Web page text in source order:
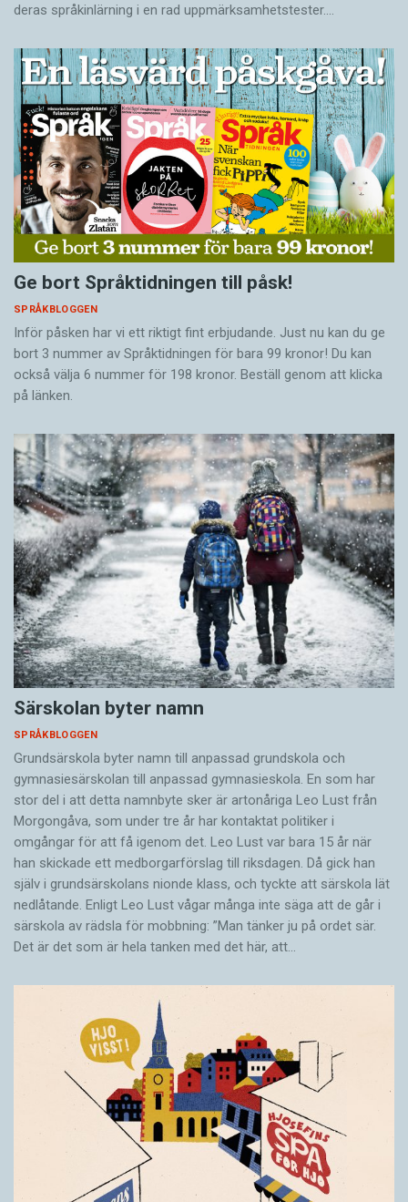
deras språkinlärning i en rad uppmärksamhetstester.…
Ge bort Språktidningen till påsk!
SPRÅKBLOGGEN
Inför påsken har vi ett riktigt fint erbjudande. Just nu kan du ge
bort 3 nummer av Språktidningen för bara 99 kronor! Du kan
också välja 6 nummer för 198 kronor. Beställ genom att klicka
på länken.
Särskolan byter namn
SPRÅKBLOGGEN
Grundsärskola byter namn till anpassad grundskola och
gymnasiesärskolan till anpassad gymnasieskola. En som har
stor del i att detta namnbyte sker är artonåriga Leo Lust från
Morgongåva, som under tre år har kontaktat politiker i
omgångar för att få igenom det. Leo Lust var bara 15 år när
han skickade ett medborgarförslag till riksdagen. Då gick han
själv i grundsärskolans nionde klass, och tyckte att särskola lät
nedlåtande. Enligt Leo Lust vågar många inte säga att de går i
särskola av rädsla för mobbning: ”Man tänker ju på ordet sär.
Det är det som är hela tanken med det här, att…